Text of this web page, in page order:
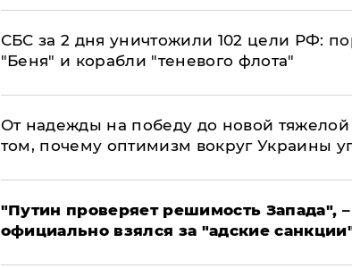
СБС за 2 дня уничтожили 102 цели РФ:
"Беня" и корабли "теневого флота"
От надежды на победу до новой
том, почему оптимизм вокруг Украины
"Путин проверяет решимость Запада",
официально взялся за "адские